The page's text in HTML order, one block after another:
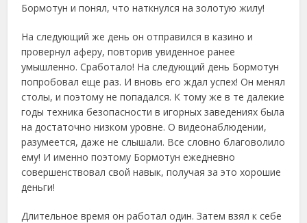
Бормотун и понял, что наткнулся на золотую жилу!
На следующий же день он отправился в казино и
провернул аферу, повторив увиденное ранее
умышленно. Сработало! На следующий день Бормотун
попробовал еще раз. И вновь его ждал успех! Он менял
столы, и поэтому не попадался. К тому же в те далекие
годы техника безопасности в игорных заведениях была
на достаточно низком уровне. О видеонаблюдении,
разумеется, даже не слышали. Все словно благоволило
ему! И именно поэтому Бормотун ежедневно
совершенствовал свой навык, получая за это хорошие
деньги!
Длительное время он работал один. Затем взял к себе